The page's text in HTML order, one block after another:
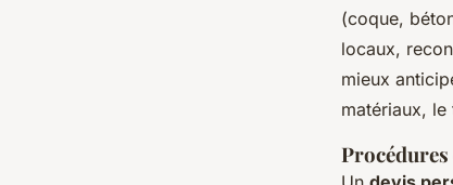
(coque,
locaux,
mieux
matériaux,